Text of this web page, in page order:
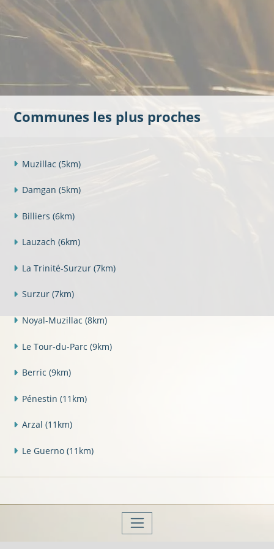
Communes les plus proches
Muzillac (5km)
Damgan (5km)
Billiers (6km)
Lauzach (6km)
La Trinité-Surzur (7km)
Surzur (7km)
Noyal-Muzillac (8km)
Le Tour-du-Parc (9km)
Berric (9km)
Pénestin (11km)
Arzal (11km)
Le Guerno (11km)